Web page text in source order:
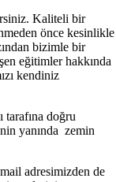
Kaliteli bir
önce kesinlikle
bizimle bir
eğitimler hakkında
kendiniz
tarafına doğru
yanında zemin
adresimizden de